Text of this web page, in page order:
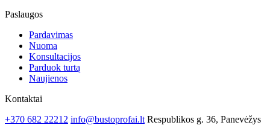
Paslaugos
Pardavimas
Nuoma
Konsultacijos
Parduok turtą
Naujienos
Kontaktai
+370 682 22212 info@bustoprofai.lt Respublikos g. 36, Panevėžys